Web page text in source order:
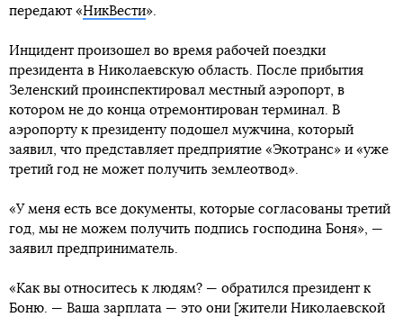
передают «НикВести».
Инцидент произошел во время рабочей поездки
президента в Николаевскую область. После прибытия
Зеленский проинспектировал местный аэропорт, в
котором не до конца отремонтирован терминал. В
аэропорту к президенту подошел мужчина, который
заявил, что представляет предприятие «Экотранс» и «уже
третий год не может получить землеотвод».
«У меня есть все документы, которые согласованы третий
год, мы не можем получить подпись господина Боня», —
заявил предприниматель.
«Как вы относитесь к людям? — обратился президент к
Боню. — Ваша зарплата — это они [жители Николаевской